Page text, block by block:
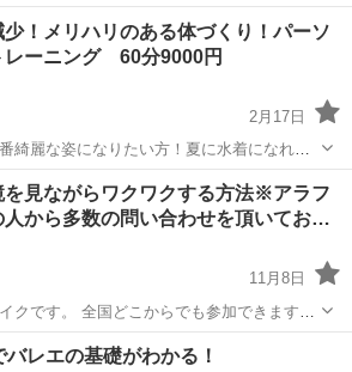
つ毛エクステンションの技術が身に付く今
の一歩を踏み出しましょう。 【授業内
...
少！メリハリのある体づくり！パーソ
レーニング 60分9000円
2月17日
綺麗な姿になりたい方！夏に水着になれる
ストレーナー
本前後のトレーニング指導をさせて頂いて
お客様...
その他 パーソナルトレーニング
を見ながらワクワクする方法※アラフ
人から多数の問い合わせを頂いてお…
11月8日
クです。 全国どこからでも参加できます。
メージと実際の体型に差を感じているそう
バレエの基礎がわかる！